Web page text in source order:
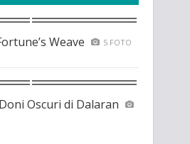
Weave 5 FOTO
Oscuri di Dalaran